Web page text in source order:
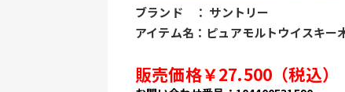
ブランド　： サントリー
アイテム名：ピュアモルトウイスキー
販売価格￥27.500（税込）